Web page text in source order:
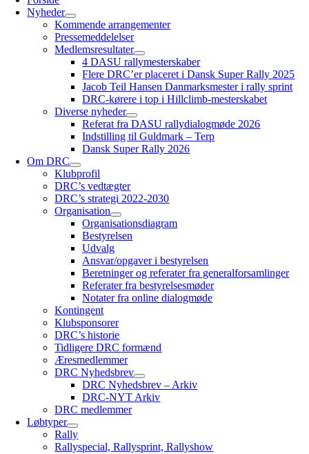
Nyheder
Kommende arrangementer
Pressemeddelelser
Medlemsresultater
4 DASU rallymesterskaber
Flere DRC’er placeret i Dansk Super Rally 2025
Jacob Teil Hansen Danmarksmester i rally sprint
DRC-kørere i top i Hillclimb-mesterskabet
Diverse nyheder
Referat fra DASU rallydialogmøde 2026
Indstilling til Guldmark – Terp
Dansk Super Rally 2026
Om DRC
Klubprofil
DRC’s vedtægter
DRC’s strategi 2022-2030
Organisation
Organisationsdiagram
Bestyrelsen
Udvalg
Ansvar/opgaver i bestyrelsen
Beretninger og referater fra generalforsamlinger
Referater fra bestyrelsesmøder
Notater fra online dialogmøde
Kontingent
Klubsponsorer
DRC’s historie
Tidligere DRC formænd
Æresmedlemmer
DRC Nyhedsbrev
DRC Nyhedsbrev – Arkiv
DRC-NYT Arkiv
DRC medlemmer
Løbtyper
Rally
Rallyspecial, Rallysprint, Rallyshow